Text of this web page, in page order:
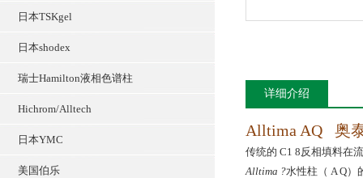
日本TSKgel
日本shodex
瑞士Hamilton液相色谱柱
Hichrom/Alltech
日本YMC
美国伯乐
详细介绍
Alltima AQ 奥
传统的 C1 8反相填料在
Alltima ?水性柱（ A Q）